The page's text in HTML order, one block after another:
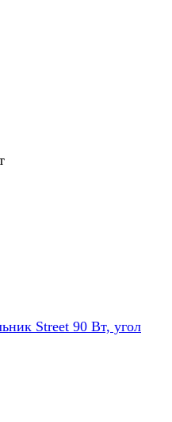
Street 90 Вт, угол